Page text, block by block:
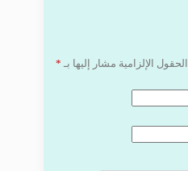
الحقول الإلزامية مشار إليها بـ *